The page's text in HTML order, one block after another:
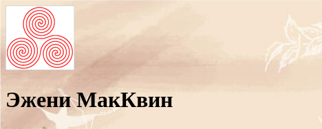
Эжени МакКвин